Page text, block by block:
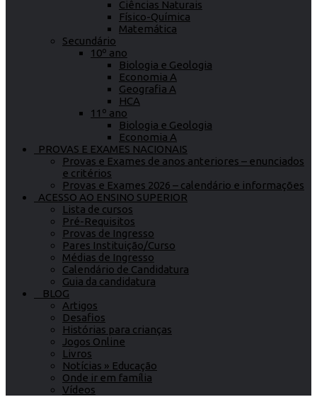
Ciências Naturais
Físico-Química
Matemática
Secundário
10º ano
Biologia e Geologia
Economia A
Geografia A
HCA
11º ano
Biologia e Geologia
Economia A
PROVAS E EXAMES NACIONAIS
Provas e Exames de anos anteriores – enunciados
e critérios
Provas e Exames 2026 – calendário e informações
ACESSO AO ENSINO SUPERIOR
Lista de cursos
Pré-Requisitos
Provas de Ingresso
Pares Instituição/Curso
Médias de Ingresso
Calendário de Candidatura
Guia da candidatura
BLOG
Artigos
Desafios
Histórias para crianças
Jogos Online
Livros
Notícias » Educação
Onde ir em família
Vídeos